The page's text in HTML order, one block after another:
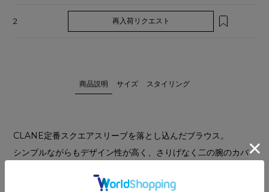
2 再入荷リクエスト
商品説明 サイズ スタイリング
CLANE定番スクエアスリーブを落とし込んだブラウス。
シンプルながらもデザイン性が高く、さりげなく二の腕のカバ
用したリボン付きで、首に巻いてアレンジしていただけます。